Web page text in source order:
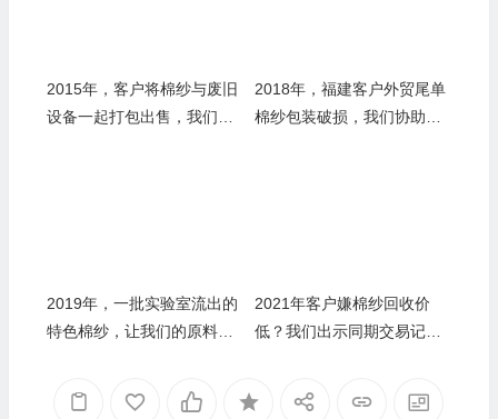
2015年，客户将棉纱与废旧
设备一起打包出售，我们独
2018年，福建客户外贸尾单
棉纱包装破损，我们协助重
2019年，一批实验室流出的
特色棉纱，让我们的原料数
2021年客户嫌棉纱回收价
低？我们出示同期交易记